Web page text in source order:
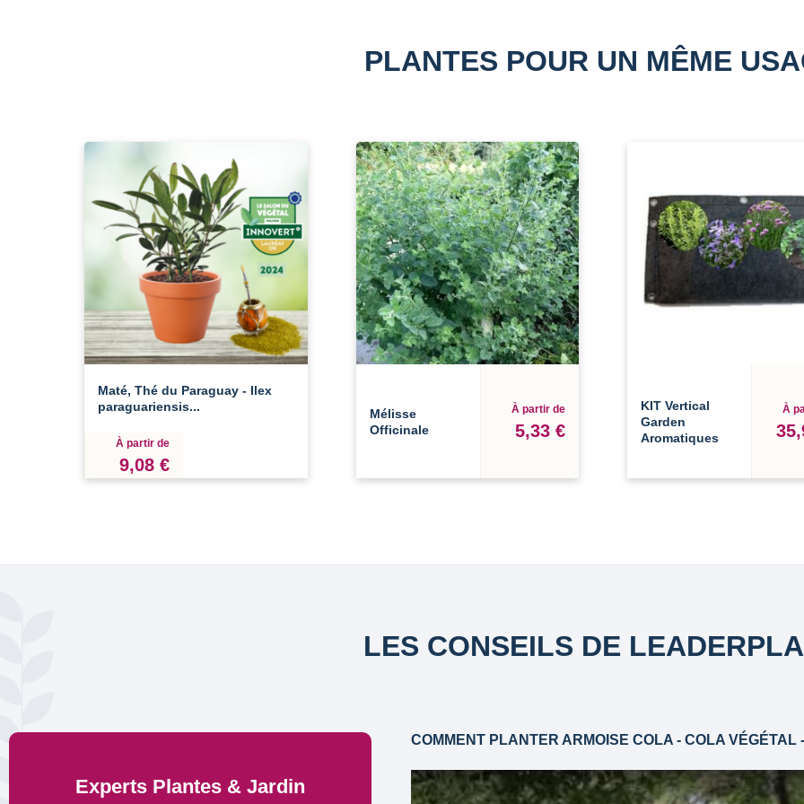
PLANTES POUR UN MÊME
Maté, Thé du Paraguay - Ilex
paraguariensis...
À partir de
9,08 €
Mélisse
Officinale
À partir de
5,33 €
KIT Vertical
Garden
Aromatiques
À
LES CONSEILS DE
Experts Plantes & Jardin
COMMENT PLANTER ARMOISE COLA - COLA VÉGÉTAL